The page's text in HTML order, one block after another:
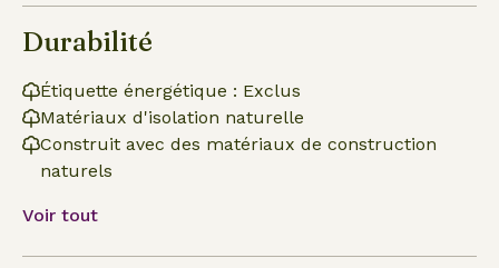
Durabilité
Étiquette énergétique : Exclus
Matériaux d'isolation naturelle
Construit avec des matériaux de construction
naturels
Voir tout